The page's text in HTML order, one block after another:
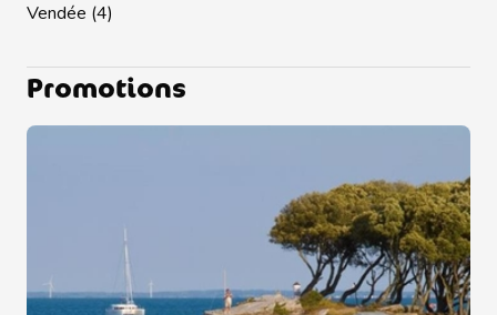
Vendée (4)
Promotions